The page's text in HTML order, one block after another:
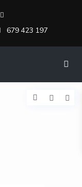
679 423 197